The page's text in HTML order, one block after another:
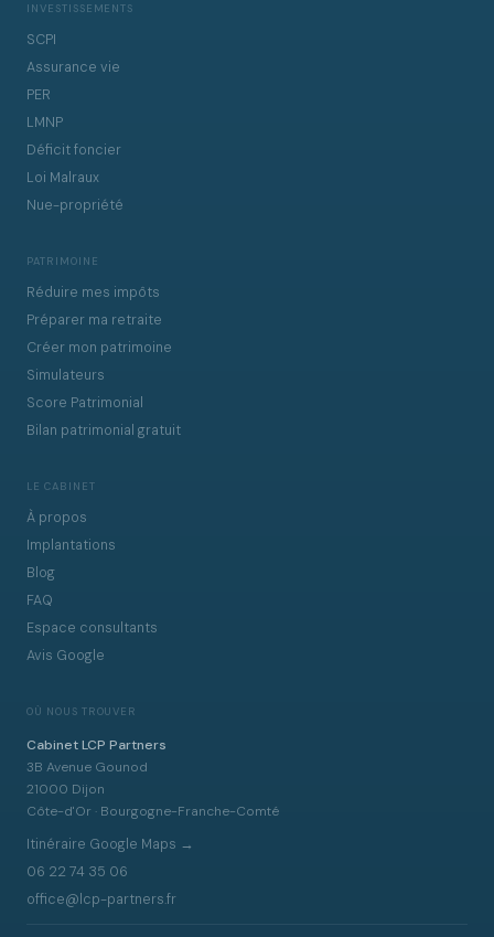
INVESTISSEMENTS
SCPI
Assurance vie
PER
LMNP
Déficit foncier
Loi Malraux
Nue-propriété
PATRIMOINE
Réduire mes impôts
Préparer ma retraite
Créer mon patrimoine
Simulateurs
Score Patrimonial
Bilan patrimonial gratuit
LE CABINET
À propos
Implantations
Blog
FAQ
Espace consultants
Avis Google
OÙ NOUS TROUVER
Cabinet LCP Partners
3B Avenue Gounod
21000 Dijon
Côte-d'Or · Bourgogne-Franche-Comté
Itinéraire Google Maps →
06 22 74 35 06
office@lcp-partners.fr